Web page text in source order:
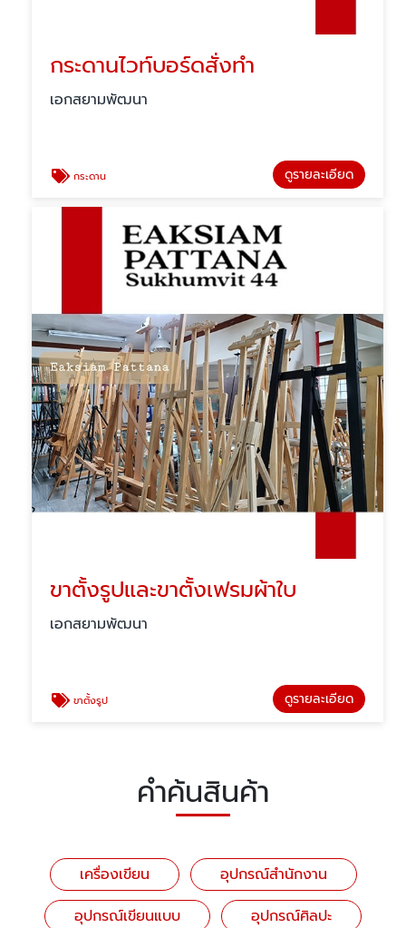
กระดานไวท์บอร์ดสั่งทำ
เอกสยามพัฒนา
กระดาน ดูรายละเอียด
ขาตั้งรูปและขาตั้งเฟรมผ้าใบ
เอกสยามพัฒนา
ขาตั้งรูป ดูรายละเอียด
คำค้นสินค้า
เครื่องเขียน
อุปกรณ์สำนักงาน
อุปกรณ์เขียนแบบ
อุปกรณ์ศิลปะ